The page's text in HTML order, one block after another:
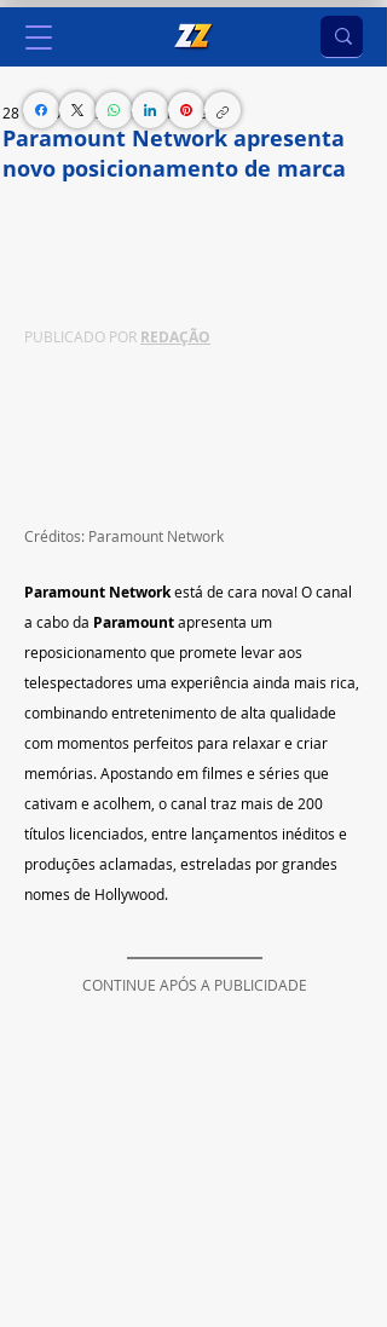
Paramount Network apresenta
novo posicionamento de marca
28 de nov. de 2024 2 min de leitura
PUBLICADO POR REDAÇÃO
Créditos: Paramount Network
Paramount Network está de cara nova! O canal
a cabo da Paramount apresenta um
reposicionamento que promete levar aos
telespectadores uma experiência ainda mais rica,
combinando entretenimento de alta qualidade
com momentos perfeitos para relaxar e criar
memórias. Apostando em filmes e séries que
cativam e acolhem, o canal traz mais de 200
títulos licenciados, entre lançamentos inéditos e
produções aclamadas, estreladas por grandes
nomes de Hollywood.
CONTINUE APÓS A PUBLICIDADE